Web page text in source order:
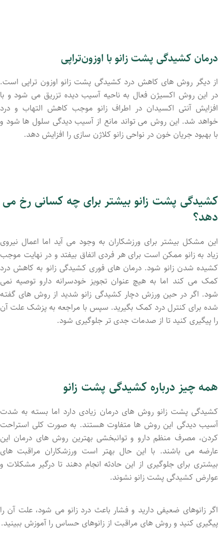
درمان کشیدگی پشت زانو با اوزون‌تراپی
از دیگر روش های کاهش درد کشیدگی پشت زانو اوزون تراپی است.
در این روش اکسیژن فعال به ناحیه آسیب دید‌ه تزریق می شود و با
افزایش آنتی اکسیدان در اطراف زانو موجب کاهش التهاب و درد
خواهد شد. این روش می تواند مانع از آسیب دیدگی سلول ها شود و
با بهبود جریان خون در نواحی زانو کلاژن سازی را افزایش دهد.
کشیدگی پشت زانو بیشتر برای چه کسانی رخ می
دهد؟
این مشکل بیشتر برای ورزشکاران به وجود می آید اما اعمال نیروی
زیاد به زانو ممکن است برای هر فردی اتفاق بیفتد و در نهایت موجب
کشید‌ه شد‌ن زانو شود. درمان های فوری کشیدگی زانو به کاهش درد
کمک می کند اما به هیچ عنوان تجویز خودسرانه دارو توصیه نمی
شود. اگر در حین ورزش دچار کشیدگی زانو شدید از روش های گفتـه
شد‌ه برای کنترل درد کمک بگیرید. سپس با مراجعه به پزشک علت آن
را پیگیری کنید تا از صدمات جدی تر جلوگیری شود.
همه چیز درباره کشیدگی پشت زانو
کشیدگی پشت زانو روش های درمان زیادی دارد اما بستـه به شدت
آسیب دیدگی این روش ها متفاوت هستند. به صورت کلی استراحت
کردن، مصرف منظم دارو و توانبخشی بهترین روش های درمان این
عارضه می باشند. با این حال بهتر است ورزشکاران مراقبت های
بیشتری برای جلوگیری از این حادثه انجام دهند تا درگیر مشکلات و
عوارض کشیدگی پشت زانو نشوند.
اگر زانوهای ضعیفی دارید و فشار باعث درد زانو می شود، علت آن را
پیگیری کنید و روش های مراقبت از زانوهای حساس را آموزش ببینید.